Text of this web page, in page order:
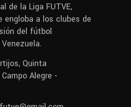
de la Liga FUTVE,
engloba a los clubes de
del fútbol
Quinta
Alegre -